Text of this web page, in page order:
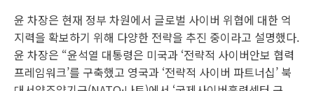
윤 차장은 현재 정부 차원에서 글로벌 사이버 위협에 대한 억
지력을 확보하기 위해 다양한 전략을 추진 중이라고 설명했다.
윤 차장은 “윤석열 대통령은 미국과 ‘전략적 사이버안보 협력
프레임워크’를 구축했고 영국과 ‘전략적 사이버 파트너십’ 북